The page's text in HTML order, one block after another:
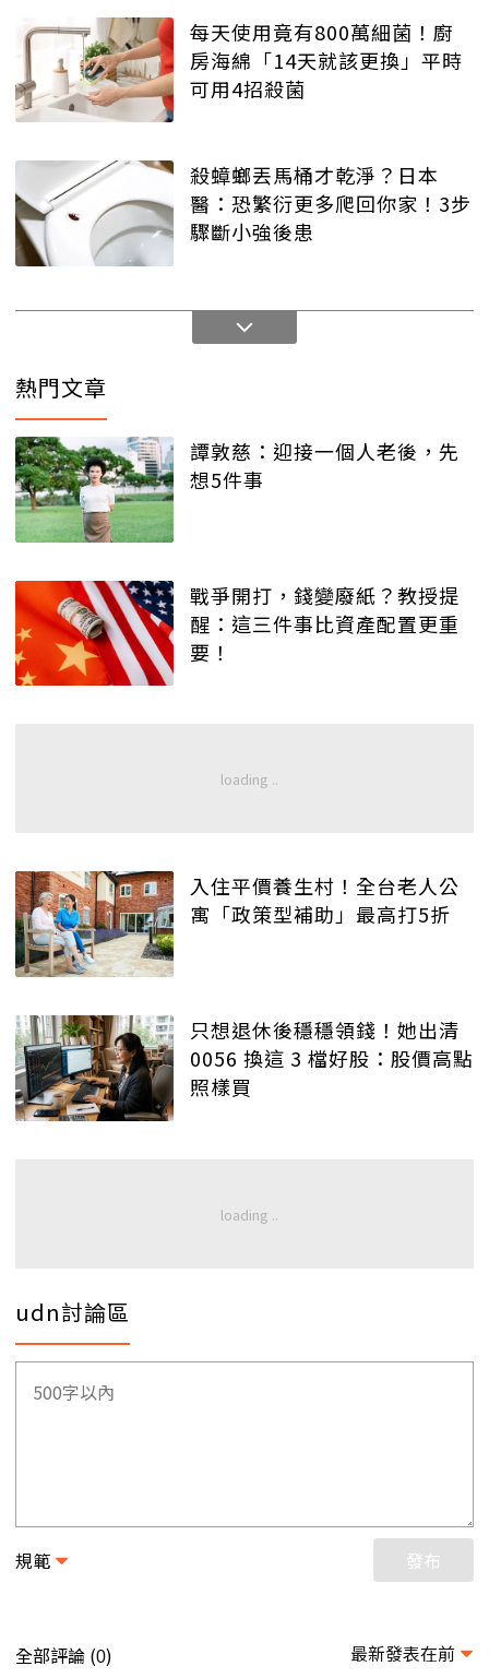
每天使用竟有800萬細菌！廚
房海綿「14天就該更換」平時
可用4招殺菌
殺蟑螂丟馬桶才乾淨？日本
醫：恐繁衍更多爬回你家！3步
驟斷小強後患
熱門文章
譚敦慈：迎接一個人老後，先
想5件事
戰爭開打，錢變廢紙？教授提
醒：這三件事比資產配置更重
要！
入住平價養生村！全台老人公
寓「政策型補助」最高打5折
只想退休後穩穩領錢！她出清
0056 換這 3 檔好股：股價高點
照樣買
udn討論區
規範 發布
全部評論 (0) 最新發表在前